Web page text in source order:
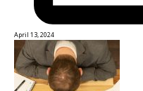
April 13, 2024